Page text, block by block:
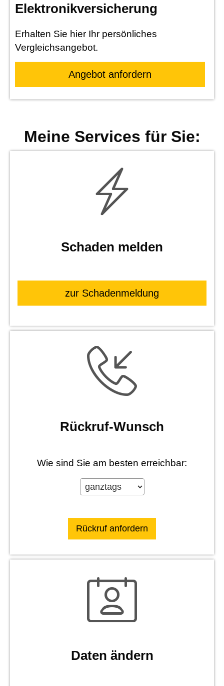
Elektronikversicherung
Erhalten Sie hier Ihr persönliches
Vergleichsangebot.
An­ge­bot an­for­dern
Meine Services für Sie:
Schaden melden
zur Schadenmeldung
Rück­ruf-Wunsch
Wie sind Sie am besten erreichbar:
Daten ändern